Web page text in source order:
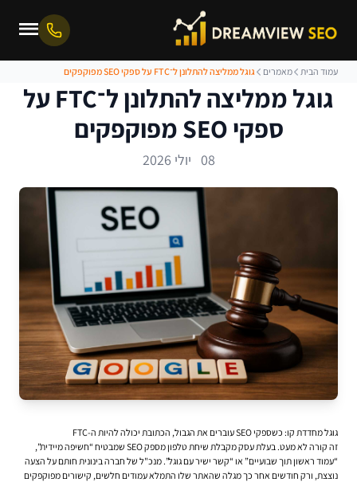
עמוד הבית מאמרים גוגל ממליצה להתלונן ל־FTC על ספקי SEO מפוקפקים
גוגל ממליצה להתלונן ל־FTC על
ספקי SEO מפוקפקים
08 יולי 2026
גוגל מחדדת קו: כשספקי SEO עוברים את הגבול, הכתובת יכולה להיות ה-FTC
זה קורה לא מעט. בעלת עסק מקבלת שיחת טלפון מספק SEO שמבטיח “חשיפה מיידית”,
“עמוד ראשון תוך שבועיים” או “קשר ישיר עם גוגל”. מנכ"ל של חברה בינונית חותם על הצעה
נוצצת, ורק חודשים אחר כך מגלה שהאתר שלו התמלא עמודים חלשים, קישורים מפוקפקים